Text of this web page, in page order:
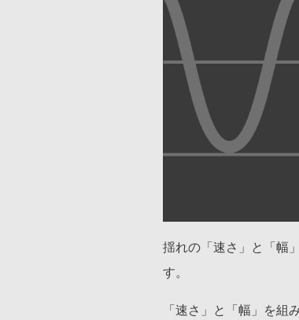
揺れの「速さ」と「幅
す。
「速さ」と「幅」を組